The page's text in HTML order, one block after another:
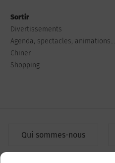
Sortir
Divertissements
Agenda, spectacles, animations...
Chiner
Shopping
Qui sommes-nous